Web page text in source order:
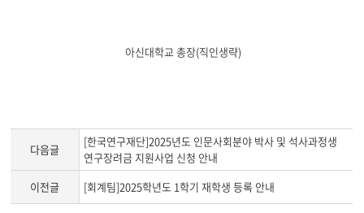
아신대학교 총장(직인생략)
다음글
[한국연구재단]2025년도 인문사회분야 박사 및 석사과정생
연구장려금 지원사업 신청 안내
이전글
[회계팀]2025학년도 1학기 재학생 등록 안내